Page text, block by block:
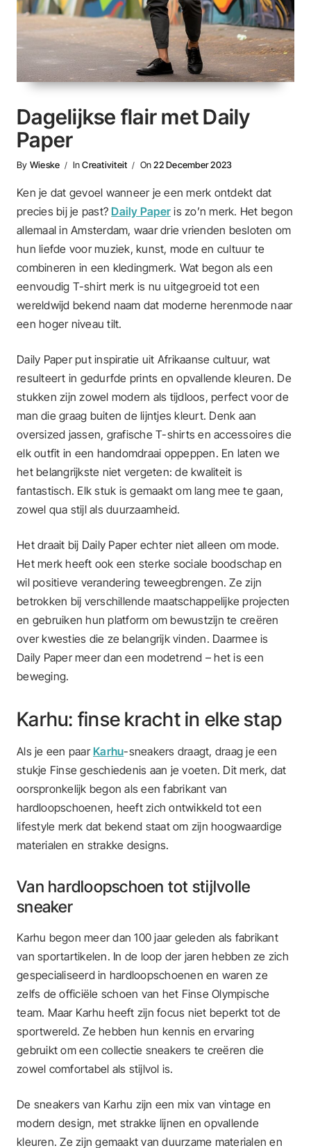
Dagelijkse flair met Daily
Paper
By Wieske InCreativiteit On22 December 2023
Ken je dat gevoel wanneer je een merk ontdekt dat
precies bij je past?Daily Paper is zo’n merk. Het begon
allemaal in Amsterdam, waar drie vrienden besloten om
hun liefde voor muziek, kunst, mode en cultuur te
combineren in een kledingmerk. Wat begon als een
eenvoudig T-shirt merk is nu uitgegroeid tot een
wereldwijd bekend naam dat moderne herenmode naar
een hoger niveau tilt.
Daily Paper put inspiratie uit Afrikaanse cultuur, wat
resulteert in gedurfde prints en opvallende kleuren. De
stukken zijn zowel modern als tijdloos, perfect voor de
man die graag buiten de lijntjes kleurt. Denk aan
oversized jassen, grafische T-shirts en accessoires die
elk outfit in een handomdraai oppeppen. En laten we
het belangrijkste niet vergeten: de kwaliteit is
fantastisch. Elk stuk is gemaakt om lang mee te gaan,
zowel qua stijl als duurzaamheid.
Het draait bij Daily Paper echter niet alleen om mode.
Het merk heeft ook een sterke sociale boodschap en
wil positieve verandering teweegbrengen. Ze zijn
betrokken bij verschillende maatschappelijke projecten
en gebruiken hun platform om bewustzijn te creëren
over kwesties die ze belangrijk vinden. Daarmee is
Daily Paper meer dan een modetrend – het is een
beweging.
Karhu: finse kracht in elke stap
Als je een paarKarhu-sneakers draagt, draag je een
stukje Finse geschiedenis aan je voeten. Dit merk, dat
oorspronkelijk begon als een fabrikant van
hardloopschoenen, heeft zich ontwikkeld tot een
lifestyle merk dat bekend staat om zijn hoogwaardige
materialen en strakke designs.
Van hardloopschoen tot stijlvolle
sneaker
Karhu begon meer dan 100 jaar geleden als fabrikant
van sportartikelen. In de loop der jaren hebben ze zich
gespecialiseerd in hardloopschoenen en waren ze
zelfs de officiële schoen van het Finse Olympische
team. Maar Karhu heeft zijn focus niet beperkt tot de
sportwereld. Ze hebben hun kennis en ervaring
gebruikt om een collectie sneakers te creëren die
zowel comfortabel als stijlvol is.
De sneakers van Karhu zijn een mix van vintage en
modern design, met strakke lijnen en opvallende
kleuren. Ze zijn gemaakt van duurzame materialen en